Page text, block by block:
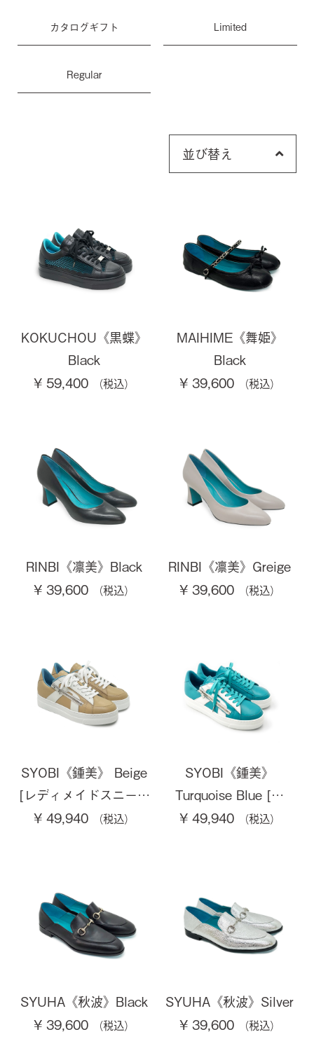
カタログギフト Limited
Regular
並び替え
KOKUCHOU《黒蝶》
Black
¥ 59,400
MAIHIME《舞姫》
Black
¥ 39,600
RINBI《凛美》Black
¥ 39,600
RINBI《凛美》Greige
¥ 39,600
SYOBI《鍾美》 Beige
[レディメイドスニー…
¥ 49,940
SYOBI《鍾美》
Turquoise Blue […
¥ 49,940
SYUHA《秋波》Black
¥ 39,600
SYUHA《秋波》Silver
¥ 39,600